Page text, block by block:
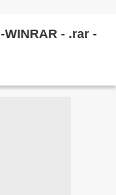
téléchargement des maquettes -WINRAR - .rar -